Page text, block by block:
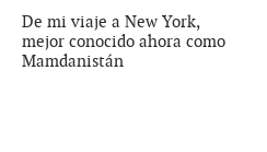
De mi viaje a New York,
mejor conocido ahora como
Mamdanistán